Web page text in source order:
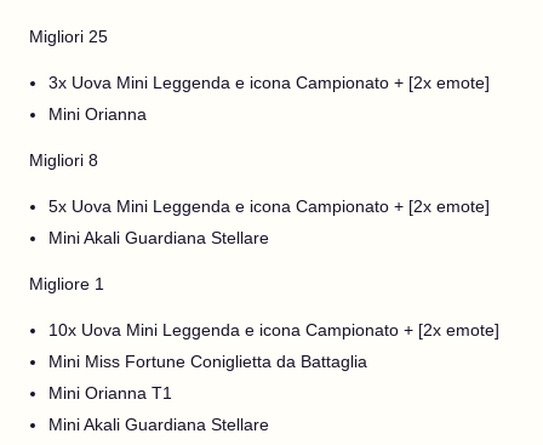
Migliori 25
3x Uova Mini Leggenda e icona Campionato + [2x emote]
Mini Orianna
Migliori 8
5x Uova Mini Leggenda e icona Campionato + [2x emote]
Mini Akali Guardiana Stellare
Migliore 1
10x Uova Mini Leggenda e icona Campionato + [2x emote]
Mini Miss Fortune Coniglietta da Battaglia
Mini Orianna T1
Mini Akali Guardiana Stellare